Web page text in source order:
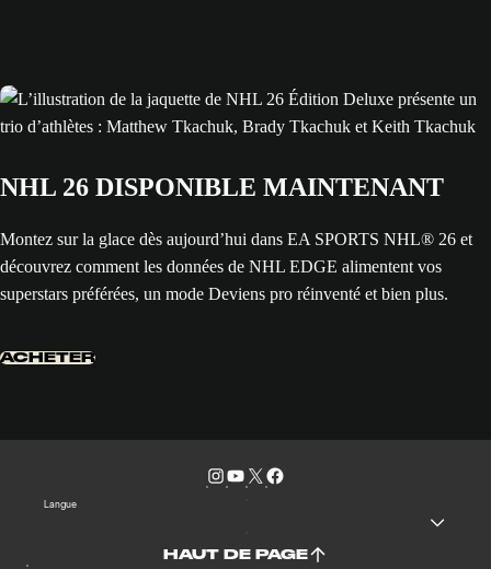
NHL 26 DISPONIBLE MAINTENANT
Montez sur la glace dès aujourd’hui dans EA SPORTS NHL® 26 et
découvrez comment les données de NHL EDGE alimentent vos
superstars préférées, un mode Deviens pro réinventé et bien plus.
ACHETER
Langue
HAUT DE PAGE